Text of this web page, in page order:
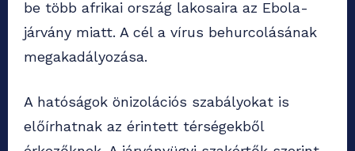
be több afrikai ország lakosaira az Ebola-
járvány miatt. A cél a vírus behurcolásának
megakadályozása.
A hatóságok önizolációs szabályokat is
előírhatnak az érintett térségekből